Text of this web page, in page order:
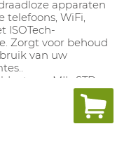
apparaten
telefoons, WiFi,
ISOTech-
Zorgt voor behoud
van uw
aan MIL-STD-